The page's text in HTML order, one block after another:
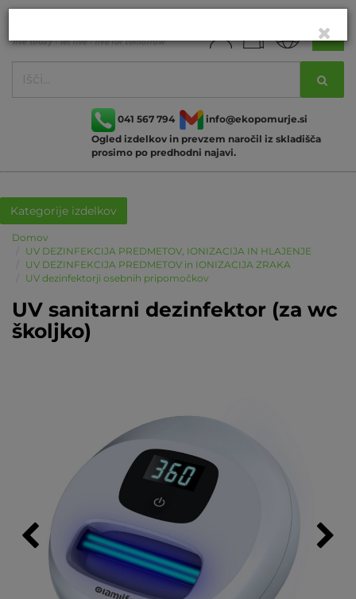
041 567 794
info@ekopomurje.si
Ogled izdelkov in prevzem naročil iz skladišča
prosimo po predhodni najavi.
Kategorije izdelkov
Domov
UV DEZINFEKCIJA PREDMETOV, IONIZACIJA IN HLAJENJE
UV DEZINFEKCIJA PREDMETOV in IONIZACIJA ZRAKA
UV dezinfektorji osebnih pripomočkov
UV sanitarni dezinfektor (za wc
školjko)